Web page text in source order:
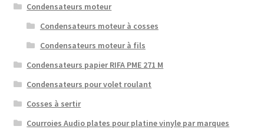
Condensateurs moteur
Condensateurs moteur à cosses
Condensateurs moteur à fils
Condensateurs papier RIFA PME 271 M
Condensateurs pour volet roulant
Cosses à sertir
Courroies Audio plates pour platine vinyle par marques